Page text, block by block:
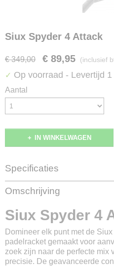
Siux Spyder 4 Attack
€ 349,00 € 89,95 (inclusief
✓ Op voorraad - Levertijd
Aantal
IN WINKELWAGEN
Specificaties
Productcode
208605
EAN code
8435762906109
Productcode leverancier
SIUX-S4A
Omschrijving
Siux Spyder 4
Domineer elk punt met de
padelracket gemaakt voor
zoek zijn naar de perfecte mix
precisie. De geavanceerde